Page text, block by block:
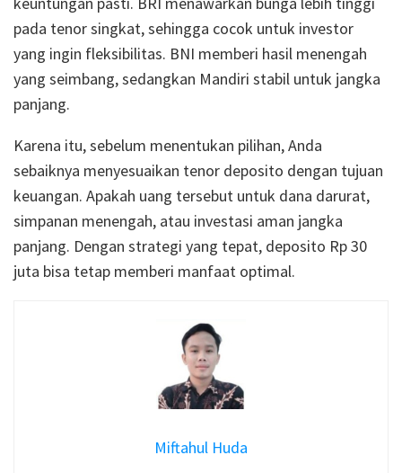
pada tenor singkat, sehingga cocok untuk investor
yang ingin fleksibilitas. BNI memberi hasil menengah
yang seimbang, sedangkan Mandiri stabil untuk jangka
panjang.
Karena itu, sebelum menentukan pilihan, Anda
sebaiknya menyesuaikan tenor deposito dengan tujuan
keuangan. Apakah uang tersebut untuk dana darurat,
simpanan menengah, atau investasi aman jangka
panjang. Dengan strategi yang tepat, deposito Rp 30
juta bisa tetap memberi manfaat optimal.
Miftahul Huda